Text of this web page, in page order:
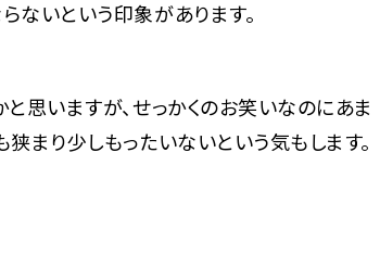
ないという印象があります。
思いますが、せっかくのお笑いなのにあま
まり少しもったいないという気もします。